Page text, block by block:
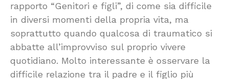
rapporto “Genitori e figli”, di come sia difficile
in diversi momenti della propria vita, ma
soprattutto quando qualcosa di traumatico si
abbatte all’improvviso sul proprio vivere
quotidiano. Molto interessante è osservare la
difficile relazione tra il padre e il figlio più